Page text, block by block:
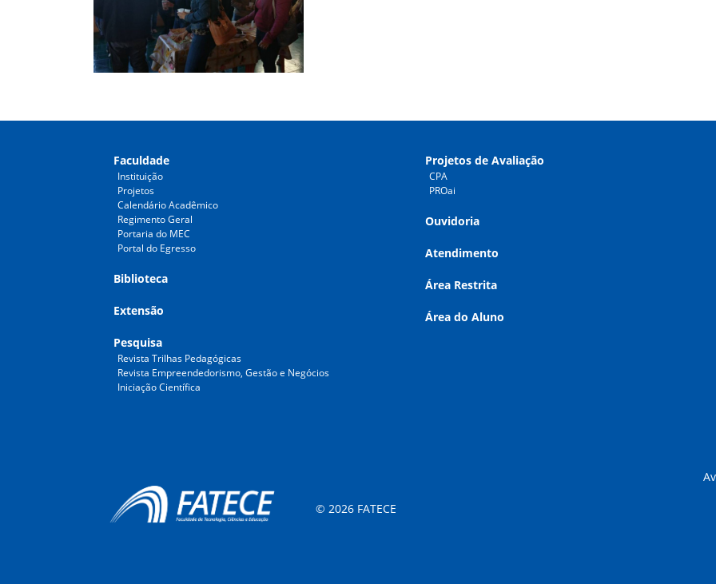
Faculdade
Instituição
Projetos
Calendário Acadêmico
Regimento Geral
Portaria do MEC
Portal do Egresso
Biblioteca
Extensão
Pesquisa
Revista Trilhas Pedagógicas
Revista Empreendedorismo, Gestão e Negócios
Iniciação Científica
Projetos de Avaliação
CPA
PROai
Ouvidoria
Atendimento
Área Restrita
Área do Aluno
© 2026 FATECE